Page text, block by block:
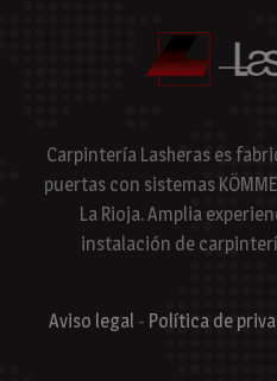
Carpintería Lasheras es
puertas con sistemas
La Rioja. Amplia
instalación de
Aviso legal - Política de